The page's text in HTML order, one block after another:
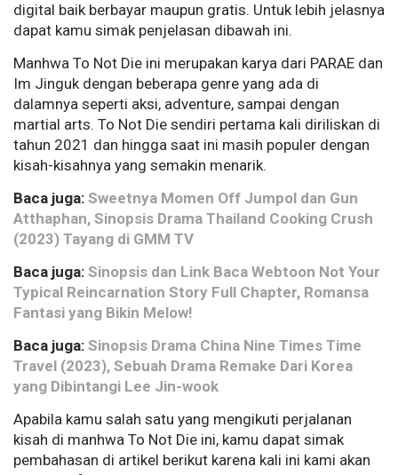
digital baik berbayar maupun gratis. Untuk lebih jelasnya
dapat kamu simak penjelasan dibawah ini.
Manhwa To Not Die ini merupakan karya dari PARAE dan
Im Jinguk dengan beberapa genre yang ada di
dalamnya seperti aksi, adventure, sampai dengan
martial arts. To Not Die sendiri pertama kali diriliskan di
tahun 2021 dan hingga saat ini masih populer dengan
kisah-kisahnya yang semakin menarik.
Baca juga: Sweetnya Momen Off Jumpol dan Gun
Atthaphan, Sinopsis Drama Thailand Cooking Crush
(2023) Tayang di GMM TV
Baca juga: Sinopsis dan Link Baca Webtoon Not Your
Typical Reincarnation Story Full Chapter, Romansa
Fantasi yang Bikin Melow!
Baca juga: Sinopsis Drama China Nine Times Time
Travel (2023), Sebuah Drama Remake Dari Korea
yang Dibintangi Lee Jin-wook
Apabila kamu salah satu yang mengikuti perjalanan
kisah di manhwa To Not Die ini, kamu dapat simak
pembahasan di artikel berikut karena kali ini kami akan